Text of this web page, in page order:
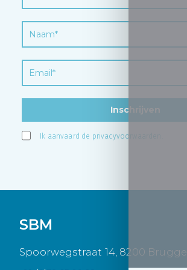
Inschrijven
Ik aanvaard de privacyvoorwaarden
SBM
Spoorwegstraat 14, 8200 Brugge